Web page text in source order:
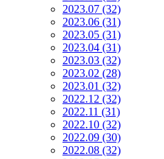
2023.07 (32)
2023.06 (31)
2023.05 (31)
2023.04 (31)
2023.03 (32)
2023.02 (28)
2023.01 (32)
2022.12 (32)
2022.11 (31)
2022.10 (32)
2022.09 (30)
2022.08 (32)